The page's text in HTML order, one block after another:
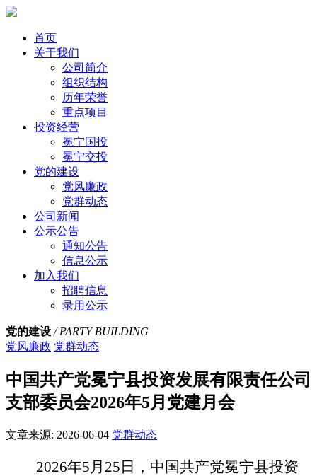
首页
关于我们
公司简介
组织结构
历年荣誉
重点项目
投资经营
冕宁国投
冕宁交投
党的建设
党风廉政
党群动态
公司新闻
公示公告
通知公告
信息公示
加入我们
招聘信息
录用公示
党的建设 / PARTY BUILDING
党风廉政 党群动态
中国共产党冕宁县投资发展有限责任公司
支部委员会2026年5月党建月会
文章来源: 2026-06-04 党群动态
2026年5月25日，中国共产党冕宁县投资